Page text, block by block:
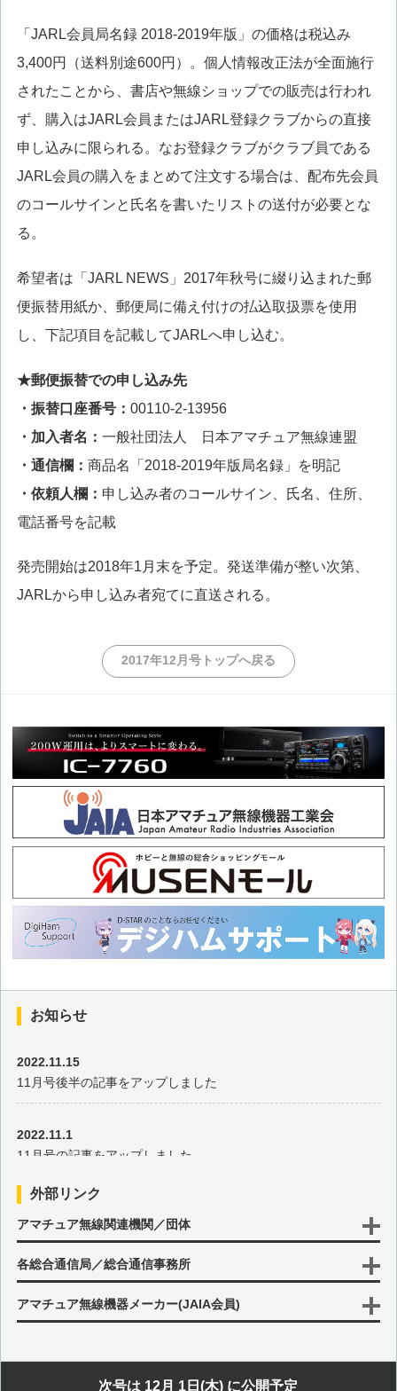
「JARL会員局名録 2018-2019年版」の価格は税込み
3,400円（送料別途600円）。個人情報改正法が全面施行
されたことから、書店や無線ショップでの販売は行われ
ず、購入はJARL会員またはJARL登録クラブからの直接
申し込みに限られる。なお登録クラブがクラブ員である
JARL会員の購入をまとめて注文する場合は、配布先会員
のコールサインと氏名を書いたリストの送付が必要とな
る。
希望者は「JARL NEWS」2017年秋号に綴り込まれた郵
便振替用紙か、郵便局に備え付けの払込取扱票を使用
し、下記項目を記載してJARLへ申し込む。
★郵便振替での申し込み先
・振替口座番号： 00110-2-13956
・加入者名： 一般社団法人 日本アマチュア無線連盟
・通信欄： 商品名「2018-2019年版局名録」を明記
・依頼人欄： 申し込み者のコールサイン、氏名、住所、
電話番号を記載
発売開始は2018年1月末を予定。発送準備が整い次第、
JARLから申し込み者宛てに直送される。
2017年12月号トップへ戻る
お知らせ
2022.11.15
11月号後半の記事をアップしました
2022.11.1
11月号の記事をアップしました
2022.10.17
10月号後半の記事をアップしました
2022.10.3
10月号の記事をアップしました
外部リンク
アマチュア無線関連機関／団体
各総合通信局／総合通信事務所
アマチュア無線機器メーカー(JAIA会員)
次号は 12月 1日(木) に公開予定